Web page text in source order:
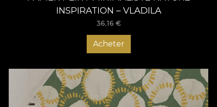
INSPIRATION – VLADILA
36,16 €
Acheter